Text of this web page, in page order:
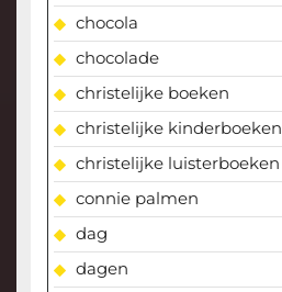
chocola
chocolade
christelijke boeken
christelijke kinderboeken
christelijke luisterboeken
connie palmen
dag
dagen